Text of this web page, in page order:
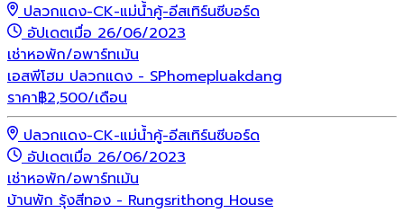
ปลวกแดง-CK-แม่น้ำคู้-อีสเทิร์นซีบอร์ด
อัปเดตเมื่อ 26/06/2023
เช่าหอพัก/อพาร์ทเม้น
เอสพีโฮม ปลวกแดง - SPhomepluakdang
ราคา฿2,500/เดือน
ปลวกแดง-CK-แม่น้ำคู้-อีสเทิร์นซีบอร์ด
อัปเดตเมื่อ 26/06/2023
เช่าหอพัก/อพาร์ทเม้น
บ้านพัก รุ้งสีทอง - Rungsrithong House